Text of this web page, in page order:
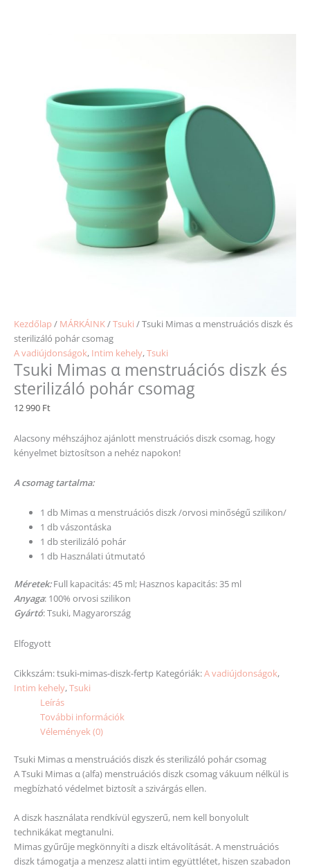
Kezdőlap / MÁRKÁINK/Tsuki / Tsuki Mimas α menstruációs diszk és
sterilizáló pohár csomag
A vadiújdonságok, Intim kehely,Tsuki
Tsuki Mimas α menstruációs diszk és
sterilizáló pohár csomag
12 990 Ft
Alacsony méhszájhoz ajánlott menstruációs diszk csomag, hogy
kényelmet biztosítson a nehéz napokon!
A csomag tartalma:
1 db Mimas α menstruációs diszk /orvosi minőségű szilikon/
1 db vászontáska
1 db sterilizáló pohár
1 db Használati útmutató
Méretek:Full kapacitás: 45 ml; Hasznos kapacitás: 35 ml
Anyaga: 100% orvosi szilikon
Gyártó: Tsuki, Magyarország
Elfogyott
Cikkszám:tsuki-mimas-diszk-fertp Kategóriák:A vadiújdonságok,
Intim kehely,Tsuki
Leírás
További információk
Vélemények (0)
Tsuki Mimas α menstruációs diszk és sterilizáló pohár csomag
A Tsuki Mimas α (alfa) menstruációs diszk csomag vákuum nélkül is
megbízható védelmet biztosít a szivárgás ellen.
A diszk használata rendkívül egyszerű, nem kell bonyolult
technikákat megtanulni.
Mimas gyűrűje megkönnyíti a diszk eltávolítását. A menstruációs
diszk támogatja a menzesz alatti intim együttlétet, hiszen szabadon